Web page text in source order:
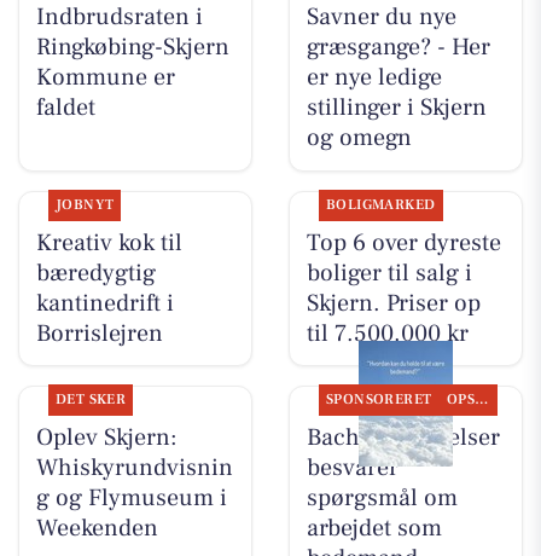
Indbrudsraten i
Ringkøbing-Skjern
Kommune er
faldet
Savner du nye
græsgange? - Her
er nye ledige
stillinger i Skjern
og omegn
JOBNYT
Kreativ kok til
bæredygtig
kantinedrift i
Borrislejren
BOLIGMARKED
Top 6 over dyreste
boliger til salg i
Skjern. Priser op
til 7.500.000 kr
DET SKER
Oplev Skjern:
Whiskyrundvisnin
g og Flymuseum i
Weekenden
SPONSORERET OPSLAGSTAVLEN
Bachs Begravelser
besvarer
spørgsmål om
arbejdet som